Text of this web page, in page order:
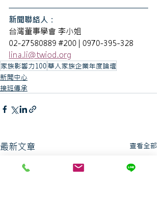
新聞聯絡人：
台灣董事學會 李小姐
02-27580889 #200 | 0970-395-328
lina.li@twiod.org
家族影響力100 華人家族企業年度論壇
新聞中心
接班傳承
最新文章 查看全部